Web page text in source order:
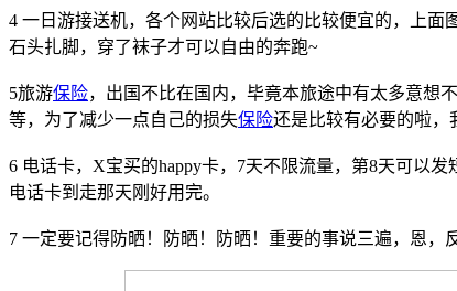
4 一日游接送机，各个网站比较后选的比较便宜的，上面
石头扎脚，穿了袜子才可以自由的奔跑~
5旅游保险，出国不比在国内，毕竟本旅途中有太多意想
等，为了减少一点自己的损失保险还是比较有必要的啦，
6 电话卡，X宝买的happy卡，7天不限流量，第8天可以
电话卡到走那天刚好用完。
7 一定要记得防晒！防晒！防晒！重要的事说三遍，恩，